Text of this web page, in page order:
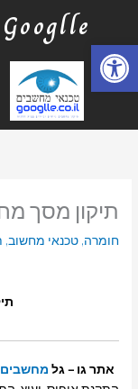
פתח סרגל
Googlle
תיקון מסך
חומרה,טכנאי מחשוב,
אתר גו – גל מחשבים
הסר
מונח:
טכנאי
בת"א
תיקון
מחשב
תיקון
מחשבים
טכנאי
מחשבים
אביב
תיקון
מחשבים
אביב
תיקון
מחשב
אביב
תיקון
מחשב
תיקון
מחשבים
אביב
תיקון
מחשב
אביב
תיקון
מחשב
תיקון
מחשב
ג
ו
י